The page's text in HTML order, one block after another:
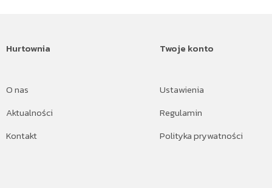
Hurtownia
O nas
Aktualności
Kontakt
Twoje konto
Ustawienia
Regulamin
Polityka prywatności